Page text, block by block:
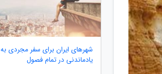
شهرهای ایران برای سفر مجردی به
یادماندنی در تمام فصول